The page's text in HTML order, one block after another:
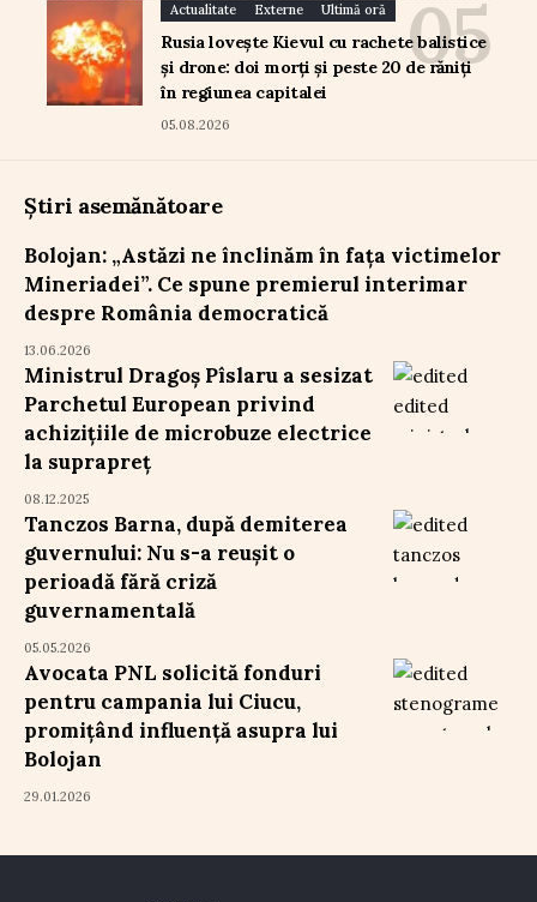
Actualitate Externe Ultimă oră
Rusia lovește Kievul cu rachete balistice
și drone: doi morți și peste 20 de răniți
în regiunea capitalei
05.08.2026
Știri asemănătoare
Bolojan: „Astăzi ne înclinăm în fața victimelor
Mineriadei”. Ce spune premierul interimar
despre România democratică
13.06.2026
Ministrul Dragoș Pîslaru a sesizat
Parchetul European privind
achizițiile de microbuze electrice
la suprapreț
08.12.2025
Tanczos Barna, după demiterea
guvernului: Nu s-a reușit o
perioadă fără criză
guvernamentală
05.05.2026
Avocata PNL solicită fonduri
pentru campania lui Ciucu,
promițând influență asupra lui
Bolojan
29.01.2026